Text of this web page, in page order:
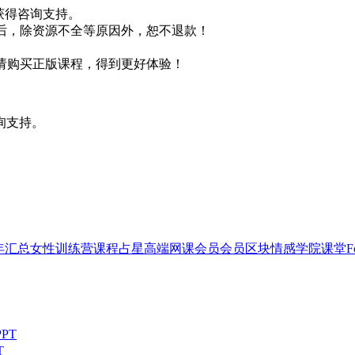
咨询支持。
除资源不全等原因外，恕不退款！
买正版课程，得到更好体验！
支持。
汇总女性训练营课程占星高端网课会员会员区块情感学院课堂